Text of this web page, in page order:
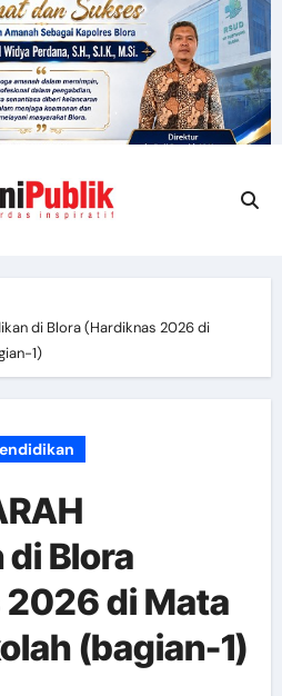
di Blora (Hardiknas 2026 di
1)
Blora
di Mata
(bagian-1)